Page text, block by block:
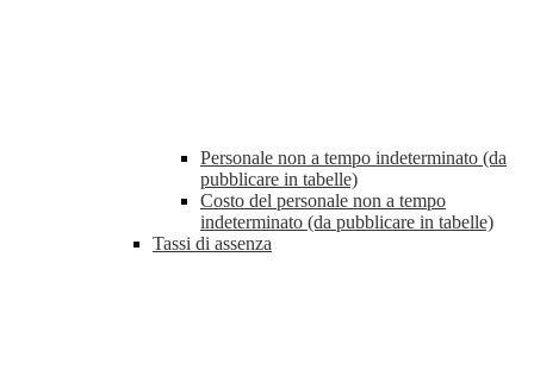
Personale non a tempo indeterminato (da
pubblicare in tabelle)
Costo del personale non a tempo
indeterminato (da pubblicare in tabelle)
Tassi di assenza